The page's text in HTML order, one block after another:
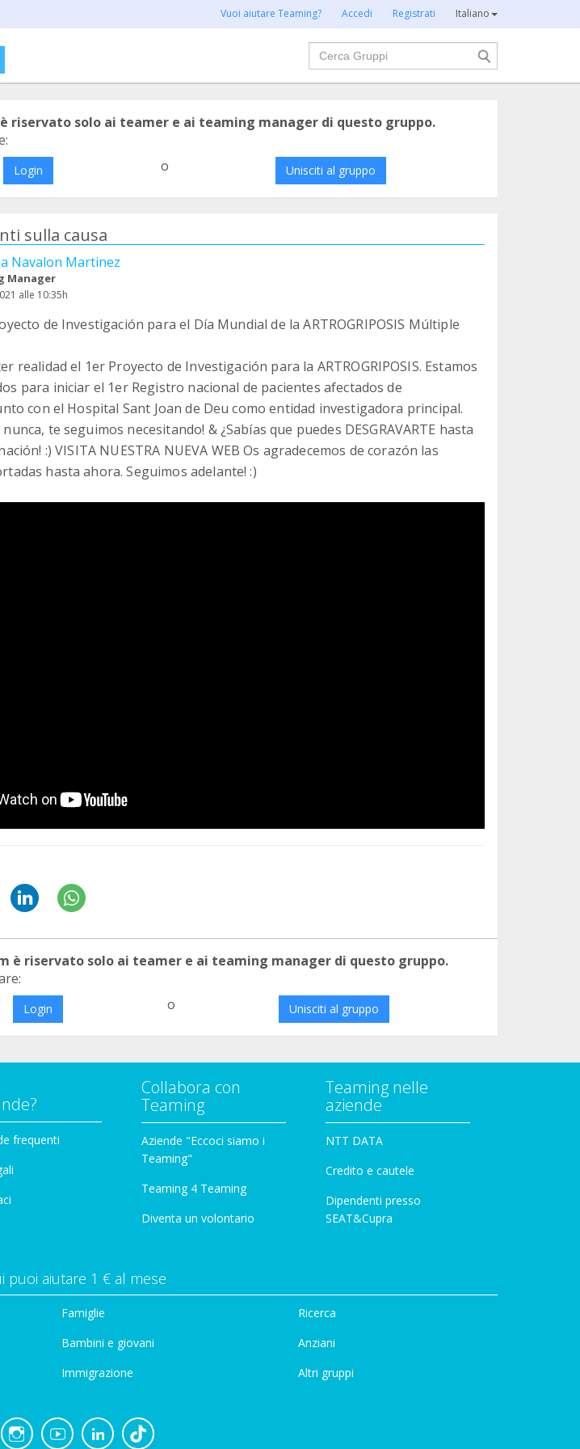
Vuoi aiutare Teaming? Accedi Registrati Italiano
Cerca
riservato solo ai teamer e ai teaming manager di questo gruppo.
Login o Unisciti al gruppo
sulla causa
Navalon Martinez
Manager
alle 10:35h
de Investigación para el Día Mundial de la ARTROGRIPOSIS Múltiple
realidad el 1er Proyecto de Investigación para la ARTROGRIPOSIS. Estamos
para iniciar el 1er Registro nacional de pacientes afectados de
con el Hospital Sant Joan de Deu como entidad investigadora principal.
te seguimos necesitando! & ¿Sabías que puedes DESGRAVARTE hasta
:) VISITA NUESTRA NUEVA WEB Os agradecemos de corazón las
hasta ahora. Seguimos adelante! :)
è riservato solo ai teamer e ai teaming manager di questo gruppo.
Login o Unisciti al gruppo
frequenti
Collabora con
Teaming
Aziende "Eccoci siamo i
Teaming"
Teaming 4 Teaming
Diventa un volontario
Teaming nelle
aziende
NTT DATA
Credito e cautele
Dipendenti presso
SEAT&Cupra
puoi aiutare 1 € al mese
Famiglie
Bambini e giovani
Immigrazione
Ricerca
Anziani
Altri gruppi